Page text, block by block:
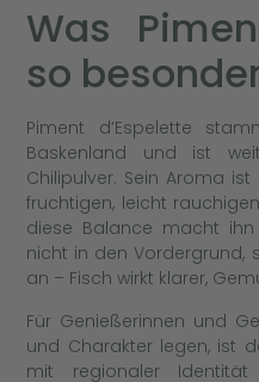
Was
so
Piment d’Espelette
Baskenland und ist
Chilipulver. Sein Aroma
fruchtigen, leicht
diese Balance macht
nicht in den Vordergrund,
an – Fisch wirkt klarer,
Für Genießerinnen und
und Charakter legen, ist
mit regionaler